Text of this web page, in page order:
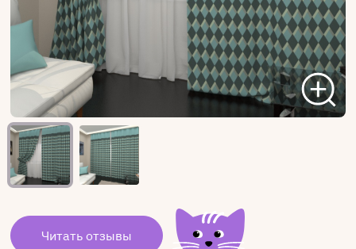
Читать отзывы